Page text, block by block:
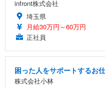
infront株式会社
埼玉県
月給30万円～60万円
正社員
困った人をサポートするお
株式会社小林